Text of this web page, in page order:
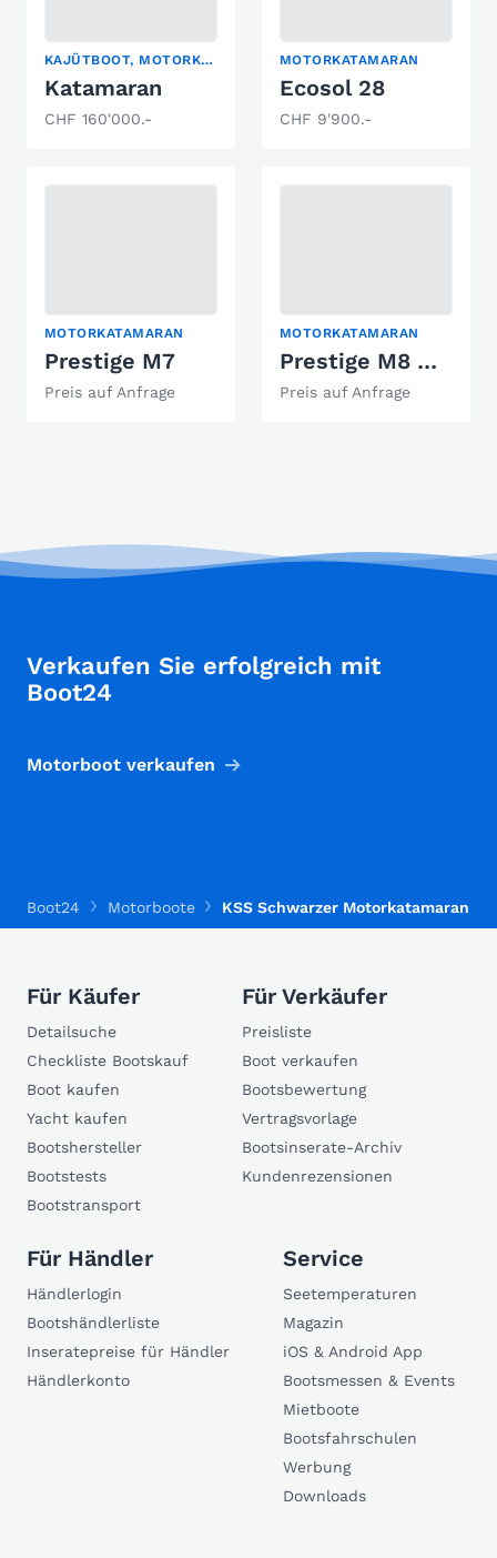
KAJÜTBOOT, MOTORKATAMARAN, WOHNBOOT
Katamaran
CHF 160'000.-
MOTORKATAMARAN
Ecosol 28
CHF 9'900.-
MOTORKATAMARAN
Prestige M7
Preis auf Anfrage
MOTORKATAMARAN
Prestige M8 Motorkatamaran
Preis auf Anfrage
Verkaufen Sie erfolgreich mit
Boot24
Motorboot verkaufen
Boot24 Motorboote KSS Schwarzer Motorkatamaran
Für Käufer
Detailsuche
Checkliste Bootskauf
Boot kaufen
Yacht kaufen
Bootshersteller
Bootstests
Bootstransport
Für Verkäufer
Preisliste
Boot verkaufen
Bootsbewertung
Vertragsvorlage
Bootsinserate-Archiv
Kundenrezensionen
Für Händler
Händlerlogin
Bootshändlerliste
Inseratepreise für Händler
Händlerkonto
Service
Seetemperaturen
Magazin
iOS & Android App
Bootsmessen & Events
Mietboote
Bootsfahrschulen
Werbung
Downloads